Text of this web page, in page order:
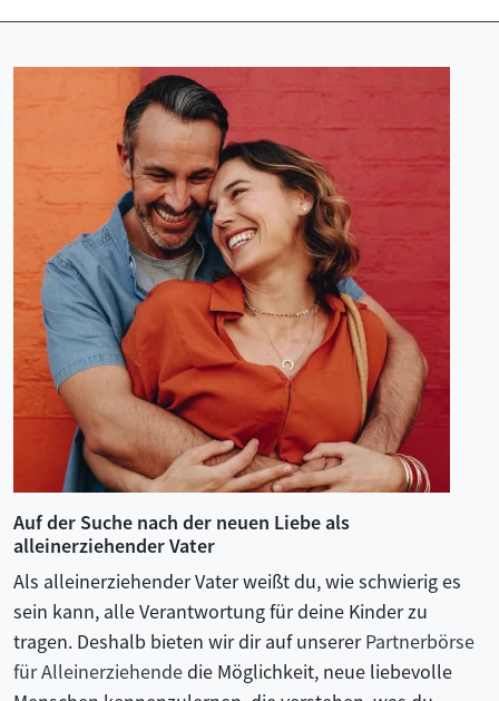
Auf der Suche nach der neuen Liebe als
alleinerziehender Vater
Als alleinerziehender Vater weißt du, wie schwierig es
sein kann, alle Verantwortung für deine Kinder zu
tragen. Deshalb bieten wir dir auf unsererPartnerbörse
für Alleinerziehendedie Möglichkeit, neue liebevolle